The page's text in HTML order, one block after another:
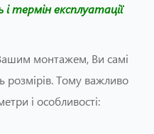
термін експлуатації
монтажем, Ви самі
розмірів. Тому важливо
і особливості: